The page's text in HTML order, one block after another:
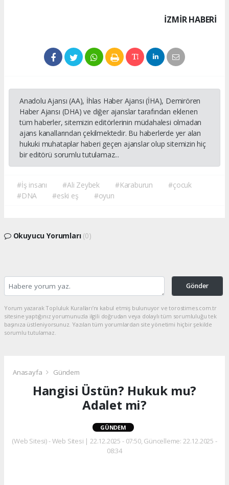
İZMIR HABERİ
Anadolu Ajansı (AA), İhlas Haber Ajansı (İHA), Demirören
Haber Ajansı (DHA) ve diğer ajanslar tarafından eklenen
tüm haberler, sitemizin editörlerinin müdahalesi olmadan
ajans kanallarından çekilmektedir. Bu haberlerde yer alan
hukuki muhataplar haberi geçen ajanslar olup sitemizin hiç
bir editörü sorumlu tutulamaz...
#İş insanı #Ali Zeybek #Karaburun
#çocuk
#DNA
#eski eş #oyun
Okuyucu Yorumları (0)
Gönder
Yorum yazarak Topluluk Kuralları’nı kabul etmiş bulunuyor ve torostimes.com.tr
sitesine yaptığınız yorumunuzla ilgili doğrudan veya dolaylı tüm sorumluluğu tek
başınıza üstleniyorsunuz. Yazılan tüm yorumlardan site yönetimi hiçbir şekilde
sorumlu tutulamaz.
Anasayfa Gündem
Hangisi Üstün? Hukuk mu?
Adalet mi?
GÜNDEM
(Web Sitesi) - Web Sitesi | 22.12.2025 - 07:50, Güncelleme: 22.12.2025 -
08:34